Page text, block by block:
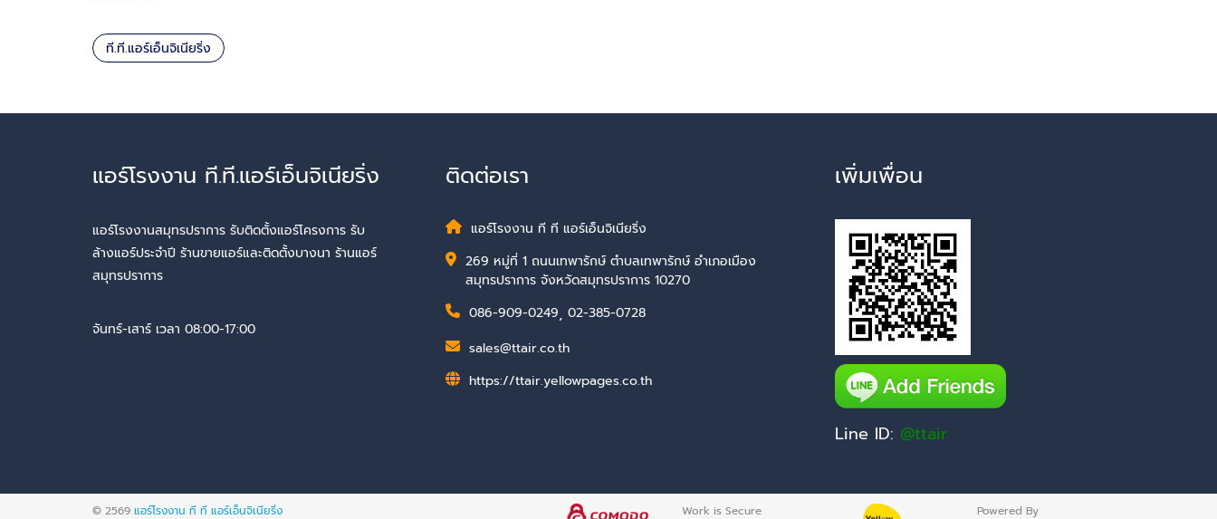
ที.ที.แอร์เอ็นจิเนียริ่ง
แอร์โรงงาน ที.ที.แอร์เอ็นจิเนียริ่ง
แอร์โรงงานสมุทรปราการ รับติดตั้งแอร์โครงการ รับ
ล้างแอร์ประจำปี ร้านขายแอร์และติดตั้งบางนา ร้านแอร์
สมุทรปราการ
จันทร์-เสาร์ เวลา 08:00-17:00
ติดต่อเรา
แอร์โรงงาน ที ที แอร์เอ็นจิเนียริ่ง
269 หมู่ที่ 1 ถนนเทพารักษ์ ตำบลเทพารักษ์ อำเภอเมือง
สมุทรปราการ จังหวัดสมุทรปราการ 10270
086-909-0249, 02-385-0728
sales@ttair.co.th
https://ttair.yellowpages.co.th
เพิ่มเพื่อน
Line ID: @ttair
© 2569 แอร์โรงงาน ที ที แอร์เอ็นจิเนียริ่ง Work is Secure Powered By